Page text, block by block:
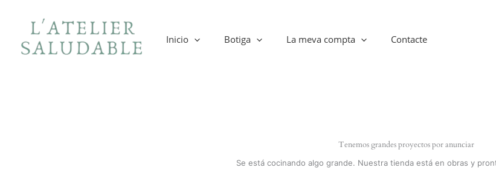
contenido
Inicio Botiga La meva compta Contacte
Tenemos grandes proyectos por anunciar
Se está cocinando algo grande. Nuestra tienda está en obras y